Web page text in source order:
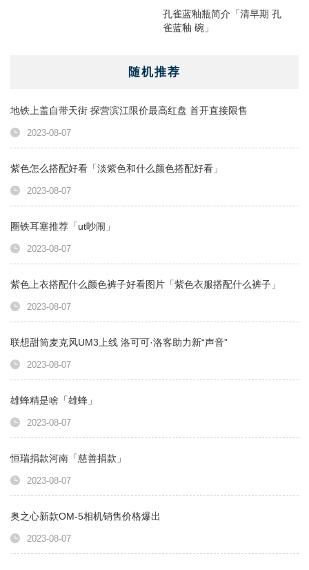
孔雀蓝釉瓶简介「清早期 孔
雀蓝釉 碗」
随机推荐
地铁上盖自带天街 探营滨江限价最高红盘 首开直接限售
2023-08-07
紫色怎么搭配好看「淡紫色和什么颜色搭配好看」
2023-08-07
圈铁耳塞推荐「ut吵闹」
2023-08-07
紫色上衣搭配什么颜色裤子好看图片「紫色衣服搭配什么裤子」
2023-08-07
联想甜筒麦克风UM3上线 洛可可·洛客助力新“声音”
2023-08-07
雄蜂精是啥「雄蜂」
2023-08-07
恒瑞捐款河南「慈善捐款」
2023-08-07
奥之心新款OM-5相机销售价格爆出
2023-08-07